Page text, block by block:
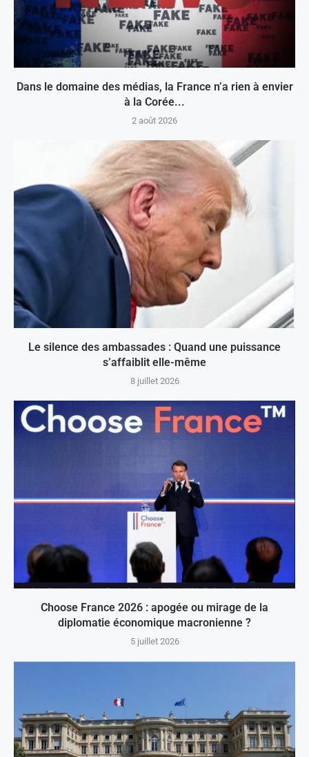
Dans le domaine des médias, la France n’a rien à envier
à la Corée...
2 août 2026
Le silence des ambassades : Quand une puissance
s’affaiblit elle-même
8 juillet 2026
Choose France 2026 : apogée ou mirage de la
diplomatie économique macronienne ?
5 juillet 2026